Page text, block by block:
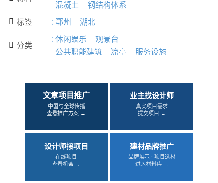
混凝土
钢结构体系
 标签 : 鄂州 湖北
 分类
: 休闲娱乐
观景台
公共职能建筑
凉亭 服务设施
文章项目推广
中国与全球传播
查看推广方案 →
业主找设计师
真实项目需求
提交项目 →
设计师接项目
在线项目
查看机会 →
建材品牌推广
品牌展示 · 项目选材
进入材料库 →